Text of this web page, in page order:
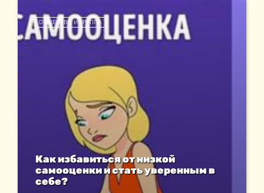
ОБЩЕСТВО И ГРУППА
Как избавиться от низкой
самооценки и стать уверенным в
себе?